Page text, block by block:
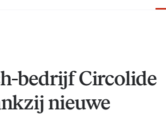
bedrijf Circolide
nieuwe